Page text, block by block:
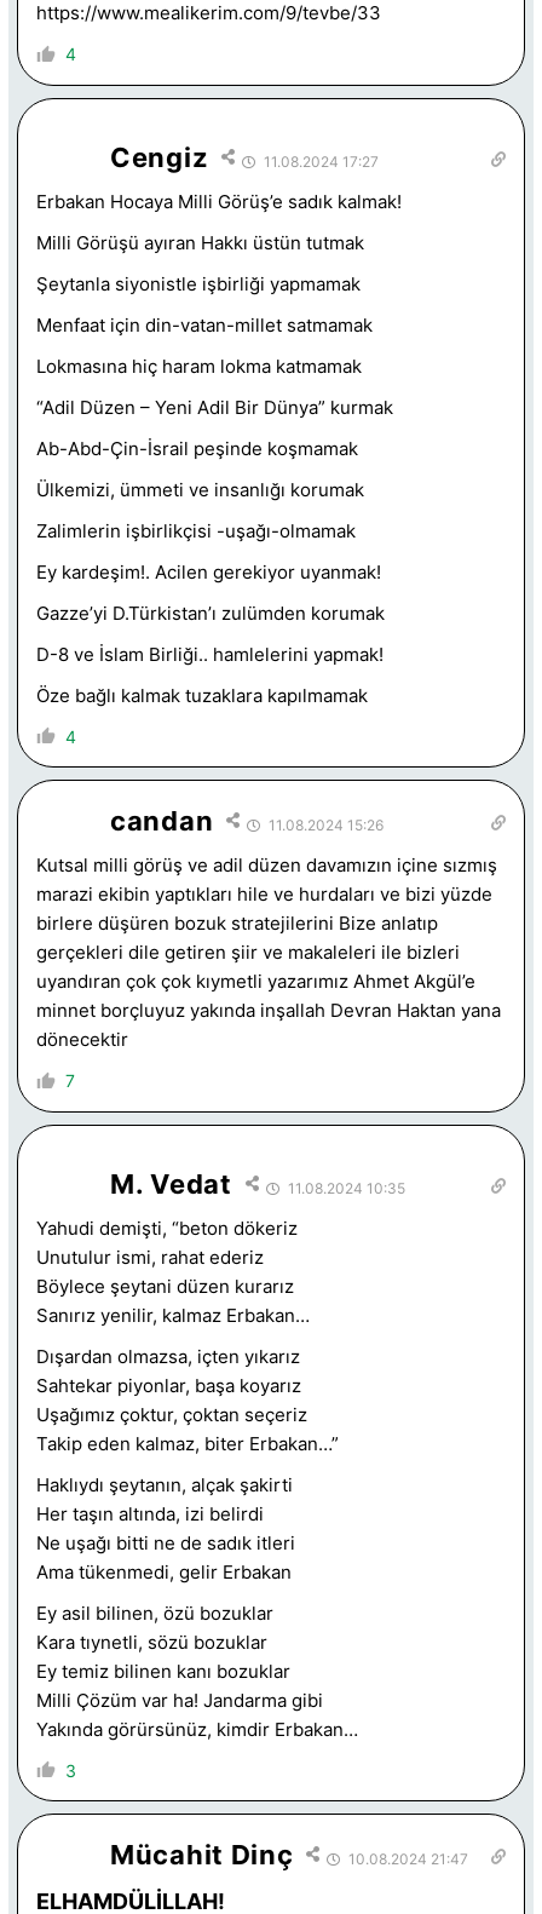
https://www.mealikerim.com/9/tevbe/33
4
Cengiz 11.08.2024 17:27
Erbakan Hocaya Milli Görüş’e sadık kalmak!
Milli Görüşü ayıran Hakkı üstün tutmak
Şeytanla siyonistle işbirliği yapmamak
Menfaat için din-vatan-millet satmamak
Lokmasına hiç haram lokma katmamak
“Adil Düzen – Yeni Adil Bir Dünya” kurmak
Ab-Abd-Çin-İsrail peşinde koşmamak
Ülkemizi, ümmeti ve insanlığı korumak
Zalimlerin işbirlikçisi -uşağı-olmamak
Ey kardeşim!. Acilen gerekiyor uyanmak!
Gazze’yi D.Türkistan’ı zulümden korumak
D-8 ve İslam Birliği.. hamlelerini yapmak!
Öze bağlı kalmak tuzaklara kapılmamak
4
candan 11.08.2024 15:26
Kutsal milli görüş ve adil düzen davamızın içine sızmış
marazi ekibin yaptıkları hile ve hurdaları ve bizi yüzde
birlere düşüren bozuk stratejilerini Bize anlatıp
gerçekleri dile getiren şiir ve makaleleri ile bizleri
uyandıran çok çok kıymetli yazarımız Ahmet Akgül’e
minnet borçluyuz yakında inşallah Devran Haktan yana
dönecektir
7
M. Vedat 11.08.2024 10:35
Yahudi demişti, “beton dökeriz
Unutulur ismi, rahat ederiz
Böylece şeytani düzen kurarız
Sanırız yenilir, kalmaz Erbakan…
Dışardan olmazsa, içten yıkarız
Sahtekar piyonlar, başa koyarız
Uşağımız çoktur, çoktan seçeriz
Takip eden kalmaz, biter Erbakan…”
Haklıydı şeytanın, alçak şakirti
Her taşın altında, izi belirdi
Ne uşağı bitti ne de sadık itleri
Ama tükenmedi, gelir Erbakan
Ey asil bilinen, özü bozuklar
Kara tıynetli, sözü bozuklar
Ey temiz bilinen kanı bozuklar
Milli Çözüm var ha! Jandarma gibi
Yakında görürsünüz, kimdir Erbakan…
3
Mücahit Dinç 10.08.2024 21:47
ELHAMDÜLİLLAH!